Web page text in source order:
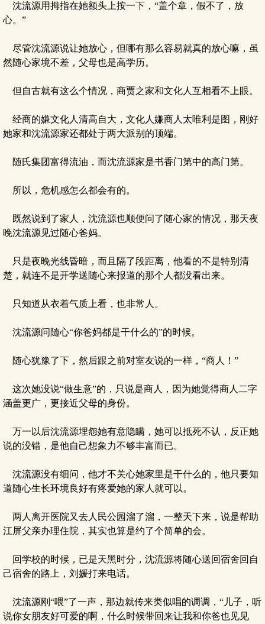
沈流源用拇指在她额头上按一下，“盖个章，假不了，放
心。”
尽管沈流源说让她放心，但哪有那么容易就真的放心嘛，虽
然随心家境不差，父母也是高学历。
但自古就有这么个情况，商贾之家和文化人互相看不上眼。
经商的嫌文化人清高自大，文化人嫌商人太唯利是图，刚好
她家和沈流源家还都处于两大派别的顶端。
随氏集团富得流油，而沈流源家是书香门第中的高门第。
所以，危机感怎么都会有的。
既然说到了家人，沈流源也顺便问了随心家的情况，那天夜
晚沈流源见过随心爸妈。
只是夜晚光线昏暗，而且隔了段距离，他看的不是特别清
楚，就连不是开学送随心来报道的那个人都没看出来。
只知道从衣着气质上看，也非常人。
沈流源问随心“你爸妈都是干什么的”的时候。
随心犹豫了下，然后跟之前对室友说的一样，“商人！”
这次她没说“做生意”的，只说是商人，因为她觉得商人二字
涵盖更广，更接近父母的身份。
万一以后沈流源埋怨她有意隐瞒，她可以抵死不认，反正她
说的没错，是他自己想象力不够丰富而已。
沈流源没有细问，他才不关心她家里是干什么的，他只要知
道随心生长环境良好有疼爱她的家人就可以。
两人离开医院又去人民公园溜了溜，一整天下来，说是帮助
江屏父亲办理住院，其实也算是约了个简单的会。
回学校的时候，已是天黑时分，沈流源将随心送回宿舍回自
己宿舍的路上，刘媛打来电话。
沈流源刚“喂”了一声，那边就传来类似唱的调调，“儿子，听
说你女朋友好可爱的啊，什么时候带回来让我和你爸也见见